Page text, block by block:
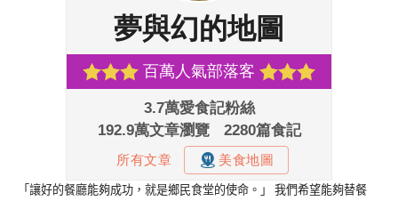
「讓好的餐廳能夠成功，就是鄉民食堂的使命。」 我們希望能夠替餐